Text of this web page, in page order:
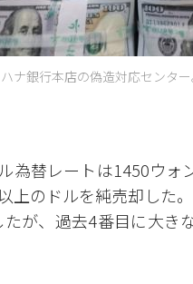
ナ銀行本店の偽造対応センタ
為替レートは1450ウ
上のドルを純売却した
が、過去4番目に大き